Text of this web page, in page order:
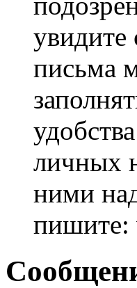
увидите
письма
личных
ними
пишите: